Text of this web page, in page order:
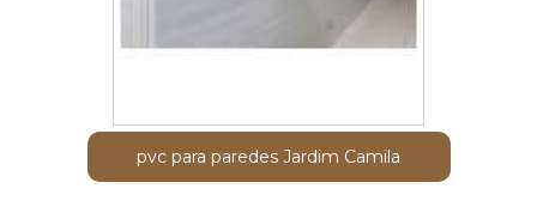
pvc para paredes Jardim Camila